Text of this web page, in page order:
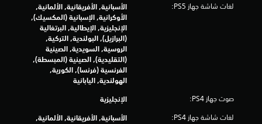
ل
ت
ق
لغات شاشة جهاز PS5:
الأسبانية, الأفريقانية, الألمانية,
الأوكرانية, الإسبانية (المكسيك),
الإنجليزية, الإيطالية, البرتغالية
(البرازيل), البولندية, التركية,
الروسية, السويدية, الصينية
(التقليدية), الصينية (المبسطة),
الفرنسية (فرنسا), الكورية,
الهولندية, اليابانية
صوت جهاز PS4: الإنجليزية
لغات شاشة جهاز PS4:
الأسبانية, الأفريقانية, الألمانية,